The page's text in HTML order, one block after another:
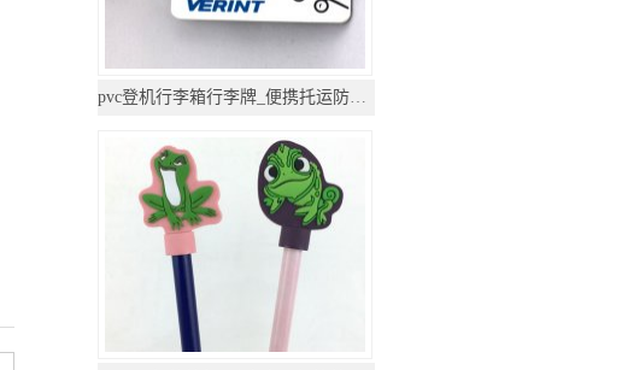
pvc登机行李箱行李牌_便携托运防丢挂件